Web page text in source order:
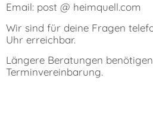
Email: post @ heimquell.com
Wir sind für deine Fragen
Uhr erreichbar.
Längere Beratungen
Terminvereinbarung.